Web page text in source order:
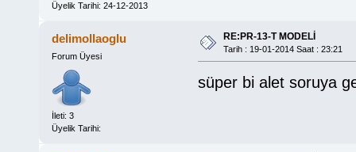
Üyelik Tarihi: 24-12-2013
delimollaoglu
Forum Üyesi
İleti: 3
Üyelik Tarihi:
RE:PR-13-T MODELİ
Tarih : 19-01-2014 Saat : 23:21
süper bi alet soruya